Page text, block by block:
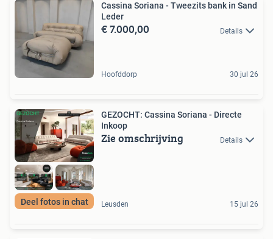
Cassina Soriana - Tweezits bank in Sand
Leder
€ 7.000,00 Details
Hoofddorp 30 jul 26
Deel fotos in chat
GEZOCHT: Cassina Soriana - Directe
Inkoop
Zie omschrijving Details
Leusden 15 jul 26